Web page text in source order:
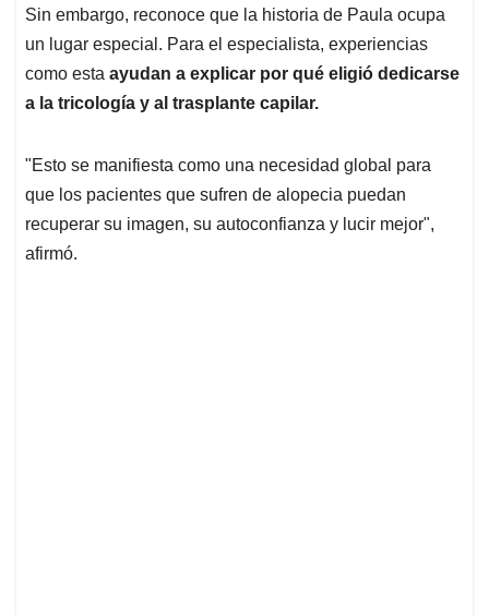
Sin embargo, reconoce que la historia de Paula ocupa
un lugar especial. Para el especialista, experiencias
como esta ayudan a explicar por qué eligió dedicarse
a la tricología y al trasplante capilar.
"Esto se manifiesta como una necesidad global para
que los pacientes que sufren de alopecia puedan
recuperar su imagen, su autoconfianza y lucir mejor",
afirmó.